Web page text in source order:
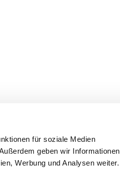
für soziale Medien
geben wir Informationen
Werbung und Analysen weiter.